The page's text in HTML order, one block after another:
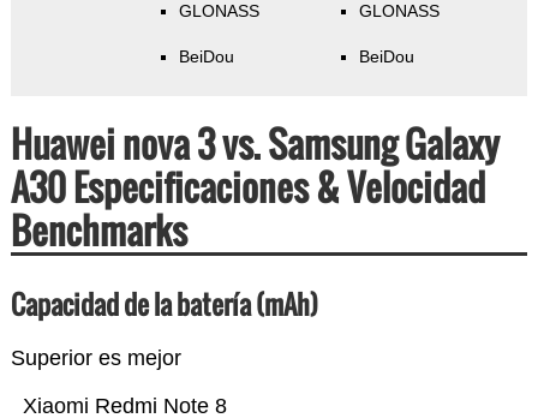
GLONASS
BeiDou
GLONASS
BeiDou
Huawei nova 3 vs. Samsung Galaxy
A30 Especificaciones & Velocidad
Benchmarks
Capacidad de la batería (mAh)
Superior es mejor
Xiaomi Redmi Note 8